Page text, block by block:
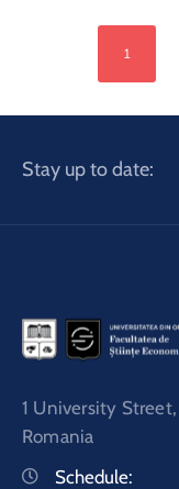
1
Stay up to date:
1 University
Romania
Schedule: